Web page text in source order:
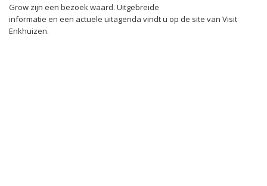
Grow zijn een bezoek waard. Uitgebreide
informatie en een actuele uitagenda vindt u op de site van Visit
Enkhuizen.